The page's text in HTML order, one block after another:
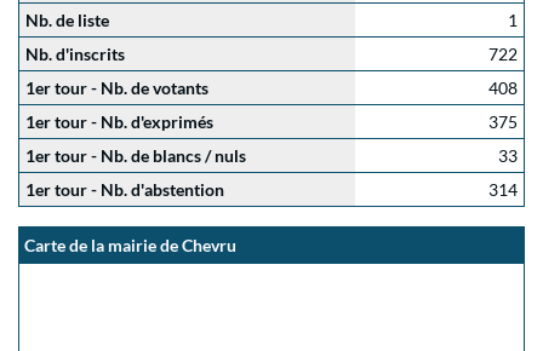
Nb. de liste
1
Nb. d'inscrits
722
1er tour - Nb. de votants
408
1er tour - Nb. d'exprimés
375
1er tour - Nb. de blancs / nuls
33
1er tour - Nb. d'abstention
314
Carte de la mairie de Chevru